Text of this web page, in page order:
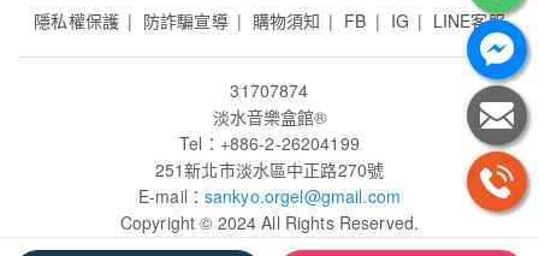
隱私權保護 防詐騙宣導 購物須知 FB IG LINE客服
31707874
淡水音樂盒館®
Tel：+886-2-26204199
251新北市淡水區中正路270號
E-mail： sankyo.orgel@gmail.com
Copyright © 2024 All Rights Reserved.